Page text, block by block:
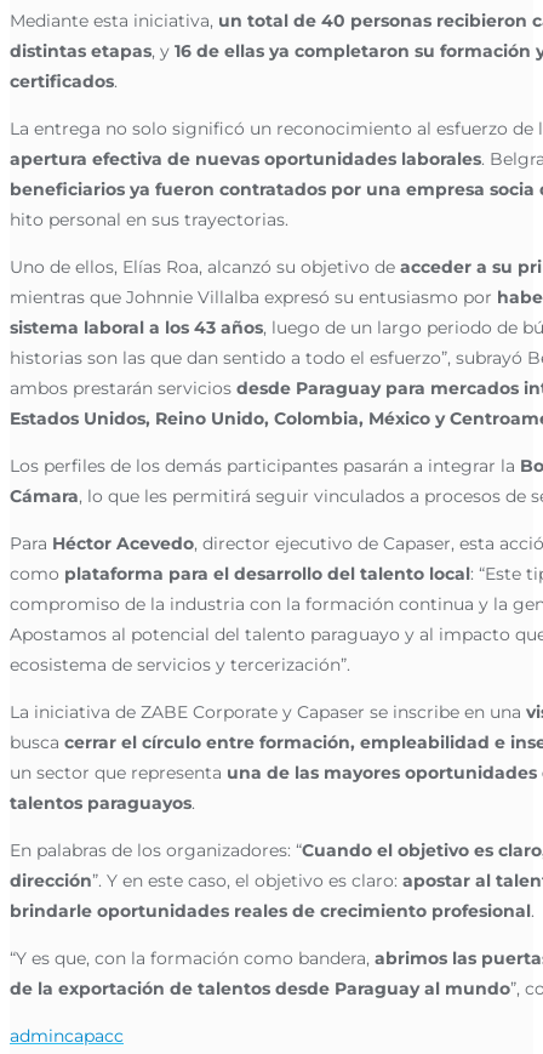
Mediante esta iniciativa, un total de 40 personas recibieron
distintas etapas, y 16 de ellas ya completaron su formación
certificados.
La entrega no solo significó un reconocimiento al esfuerzo de
apertura efectiva de nuevas oportunidades laborales.
beneficiarios ya fueron contratados por una empresa socia
hito personal en sus trayectorias.
Uno de ellos, Elías Roa, alcanzó su objetivo de acceder a su
mientras que Johnnie Villalba expresó su entusiasmo por
sistema laboral a los 43 años, luego de un largo periodo de
historias son las que dan sentido a todo el esfuerzo”, subrayó
ambos prestarán servicios desde Paraguay para mercados
Estados Unidos, Reino Unido, Colombia, México y
Los perfiles de los demás participantes pasarán a integrar la
Cámara, lo que les permitirá seguir vinculados a procesos de
Para Héctor Acevedo, director ejecutivo de Capaser, esta
como plataforma para el desarrollo del talento local: “Este
compromiso de la industria con la formación continua y la
Apostamos al potencial del talento paraguayo y al impacto
ecosistema de servicios y tercerización”.
La iniciativa de ZABE Corporate y Capaser se inscribe en una
busca cerrar el círculo entre formación, empleabilidad e
un sector que representa una de las mayores
talentos paraguayos.
En palabras de los organizadores: “Cuando el objetivo es
dirección”. Y en este caso, el objetivo es claro: apostar al
brindarle oportunidades reales de crecimiento profesional.
“Y es que, con la formación como bandera, abrimos las
de la exportación de talentos desde Paraguay al mundo”,
admincapacc